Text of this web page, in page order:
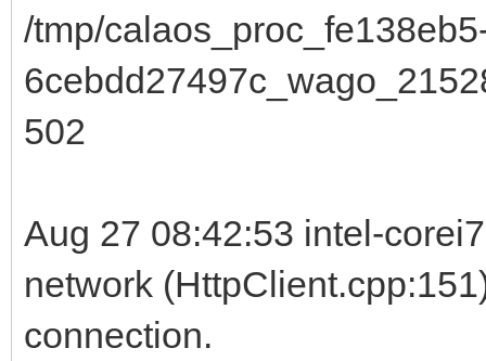
/tmp/
502
Aug 27 08:42:53 intel-
network
connection.